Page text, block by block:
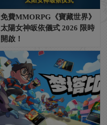
免費MMORPG《寶藏世界》
太陽女神皈依儀式 2026 限時
開啟！